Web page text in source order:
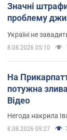
Значні штрафи
проблему
Україні не
8.08.2026 05:10
На
потужна
Відео
Негода накрила
8.08.2026 09:27